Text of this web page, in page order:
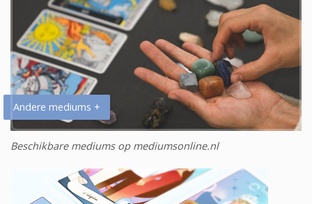
Andere mediums +
Beschikbare mediums op mediumsonline.nl